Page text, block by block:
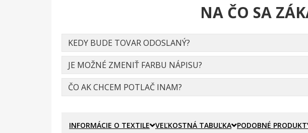
NA ČO SA
KEDY BUDE TOVAR ODOSLANÝ?
JE MOŽNÉ ZMENIŤ FARBU NÁPISU?
ČO AK CHCEM POTLAČ INAM?
INFORMÁCIE O TEXTILE VEĽKOSTNÁ TABUĽKA PODOBNÉ